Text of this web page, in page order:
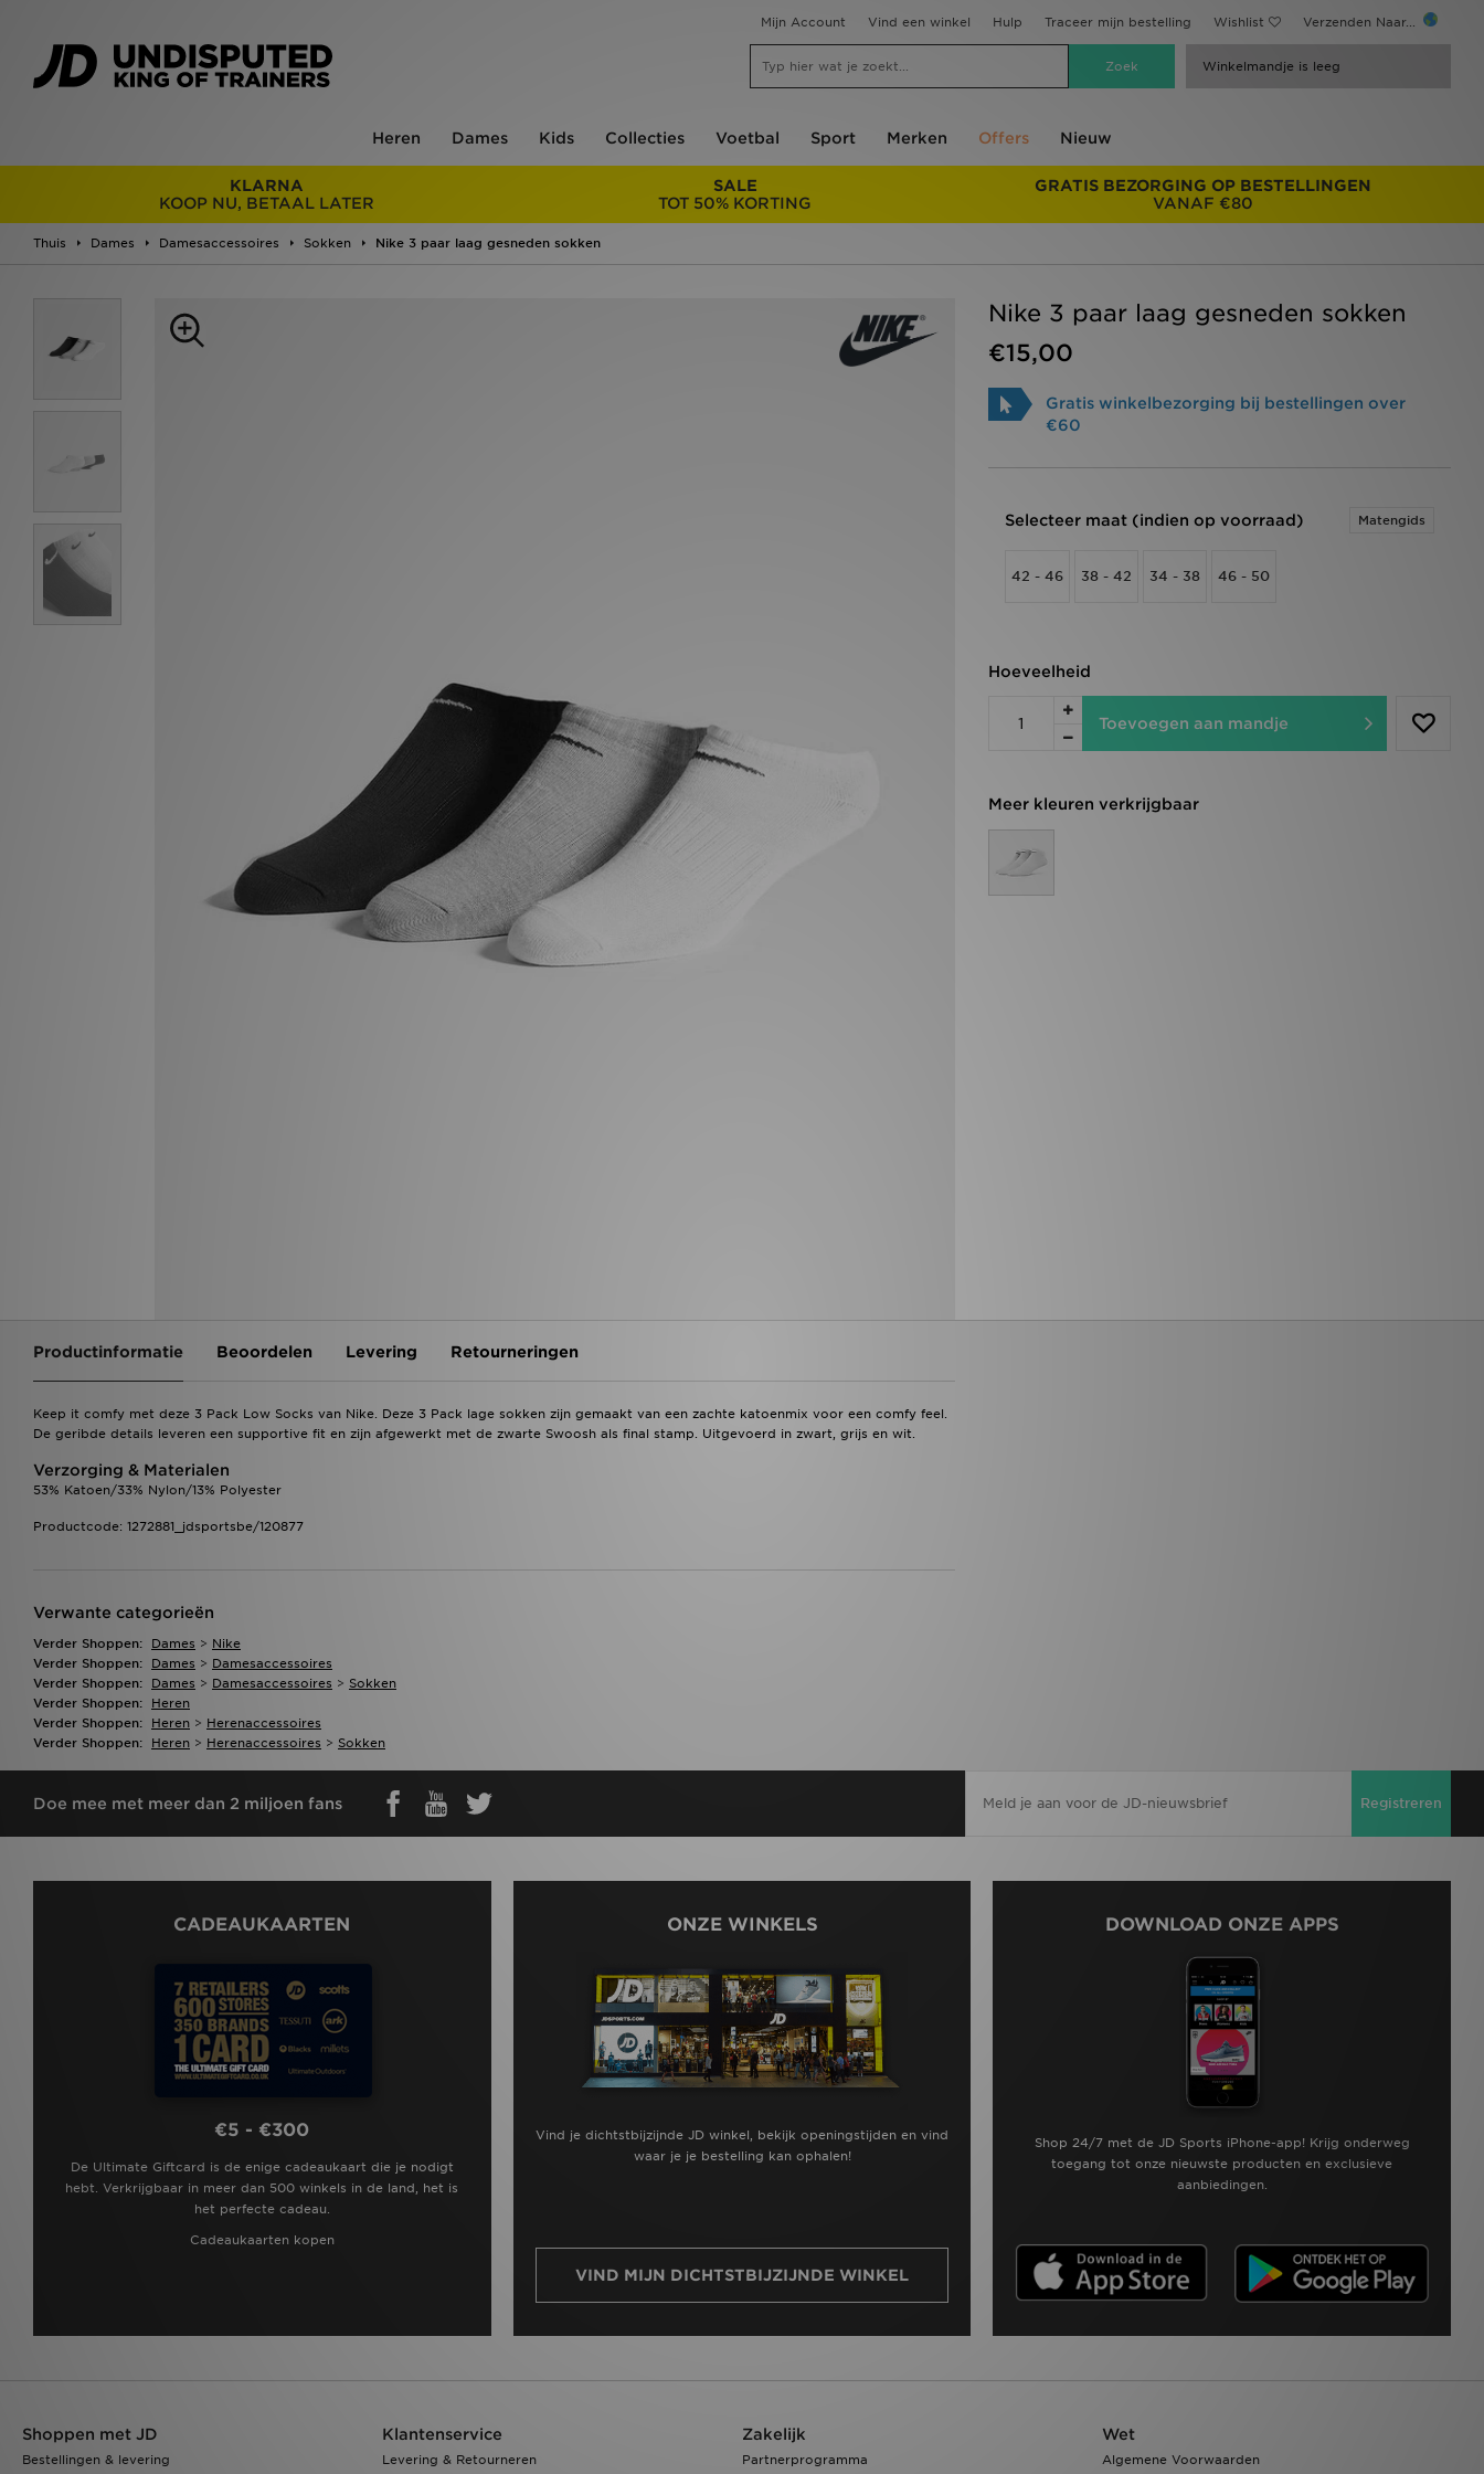
Mijn Account Vind een winkel Hulp Traceer mijn bestelling Wishlist Verzenden Naar...
Winkelmandje is leeg
Heren Dames Kids Collecties Voetbal Sport Merken Offers Nieuw
KLARNA
KOOP NU, BETAAL LATER
SALE
TOT 50% KORTING
GRATIS BEZORGING OP BESTELLINGEN
VANAF €80
Thuis Dames Damesaccessoires Sokken Nike 3 paar laag gesneden sokken
Nike 3 paar laag gesneden sokken
€15,00
Gratis winkelbezorging bij bestellingen over
€60
Selecteer maat (indien op voorraad) Matengids
42 - 46 38 - 42 34 - 38 46 - 50
Hoeveelheid
Toevoegen aan mandje
Meer kleuren verkrijgbaar
Productinformatie Beoordelen Levering Retourneringen
Keep it comfy met deze 3 Pack Low Socks van Nike. Deze 3 Pack lage sokken zijn gemaakt van een zachte katoenmix voor een comfy feel.
De geribde details leveren een supportive fit en zijn afgewerkt met de zwarte Swoosh als final stamp. Uitgevoerd in zwart, grijs en wit.
Verzorging & Materialen
53% Katoen/33% Nylon/13% Polyester
Productcode: 1272881_jdsportsbe/120877
Verwante categorieën
Verder Shoppen: Dames > Nike
Verder Shoppen:
Dames > Damesaccessoires
Verder Shoppen:
Dames > Damesaccessoires > Sokken
Verder Shoppen:
Heren
Verder Shoppen:
Heren > Herenaccessoires
Verder Shoppen:
Heren > Herenaccessoires > Sokken
Doe mee met meer dan 2 miljoen fans Registreren
CADEAUKAARTEN
€5 - €300
De Ultimate Giftcard is de enige cadeaukaart die je nodigt
hebt. Verkrijgbaar in meer dan 500 winkels in de land, het is
het perfecte cadeau.
Cadeaukaarten kopen
ONZE WINKELS
Vind je dichtstbijzijnde JD winkel, bekijk openingstijden en vind
waar je je bestelling kan ophalen!
VIND MIJN DICHTSTBIJZIJNDE WINKEL
DOWNLOAD ONZE APPS
Shop 24/7 met de JD Sports iPhone-app! Krijg onderweg
toegang tot onze nieuwste producten en exclusieve
aanbiedingen.
Shoppen met JD
Bestellingen & levering
Klantenservice
Levering & Retourneren
Zakelijk
Partnerprogramma
Wet
Algemene Voorwaarden